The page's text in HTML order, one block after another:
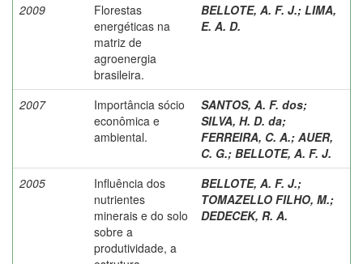
2009
Florestas
energéticas na
matriz de
agroenergia
brasileira.
BELLOTE, A. F. J.; LIMA,
E. A. D.
2007
Importância sócio
econômica e
ambiental.
SANTOS, A. F. dos;
SILVA, H. D. da;
FERREIRA, C. A.; AUER,
C. G.; BELLOTE, A. F. J.
2005
Influência dos
nutrientes
minerais e do solo
sobre a
produtividade, a
BELLOTE, A. F. J.;
TOMAZELLO FILHO, M.;
DEDECEK, R. A.